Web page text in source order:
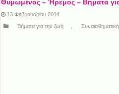
Θυμωμένος – Ήρεμος – Βήματα
13 Φεβρουαρίου 2014
Βήματα για την ζωή